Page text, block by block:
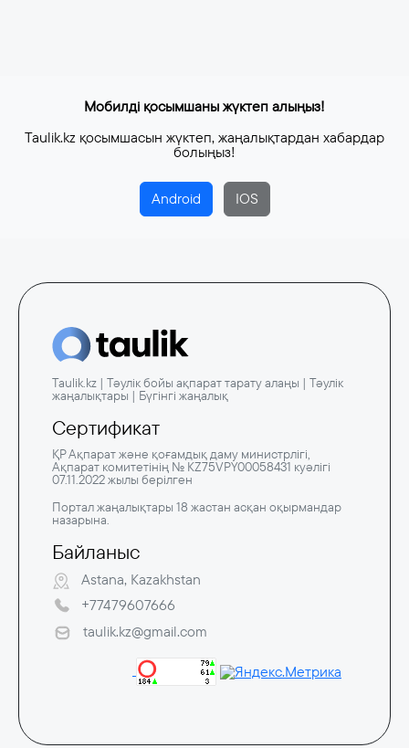
Мобилді қосымшаны жүктеп алыңыз!
Taulik.kz қосымшасын жүктеп, жаңалықтардан хабардар
болыңыз!
Android IOS
Taulik.kz | Тәулік бойы ақпарат тарату алаңы | Тәулік
жаңалықтары | Бүгінгі жаңалық
Сертификат
ҚР Ақпарат және қоғамдық даму министрлігі,
Ақпарат комитетінің № KZ75VPY00058431 куәлігі
07.11.2022 жылы берілген
Портал жаңалықтары 18 жастан асқан оқырмандар
назарына.
Байланыс
Astana, Kazakhstan
+77479607666
taulik.kz@gmail.com